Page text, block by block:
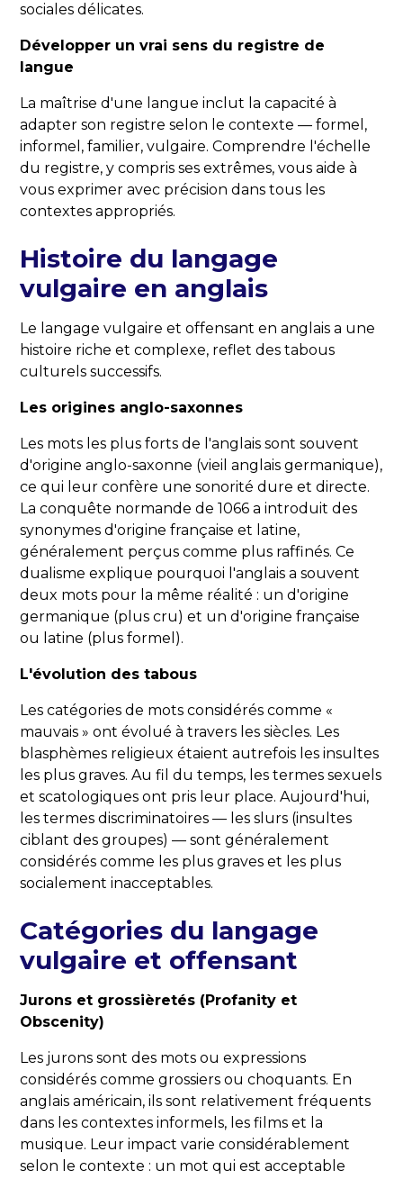
sociales délicates.
Développer un vrai sens du registre de
langue
La maîtrise d'une langue inclut la capacité à
adapter son registre selon le contexte — formel,
informel, familier, vulgaire. Comprendre l'échelle
du registre, y compris ses extrêmes, vous aide à
vous exprimer avec précision dans tous les
contextes appropriés.
Histoire du langage
vulgaire en anglais
Le langage vulgaire et offensant en anglais a une
histoire riche et complexe, reflet des tabous
culturels successifs.
Les origines anglo-saxonnes
Les mots les plus forts de l'anglais sont souvent
d'origine anglo-saxonne (vieil anglais germanique),
ce qui leur confère une sonorité dure et directe.
La conquête normande de 1066 a introduit des
synonymes d'origine française et latine,
généralement perçus comme plus raffinés. Ce
dualisme explique pourquoi l'anglais a souvent
deux mots pour la même réalité : un d'origine
germanique (plus cru) et un d'origine française
ou latine (plus formel).
L'évolution des tabous
Les catégories de mots considérés comme «
mauvais » ont évolué à travers les siècles. Les
blasphèmes religieux étaient autrefois les insultes
les plus graves. Au fil du temps, les termes sexuels
et scatologiques ont pris leur place. Aujourd'hui,
les termes discriminatoires — les slurs (insultes
ciblant des groupes) — sont généralement
considérés comme les plus graves et les plus
socialement inacceptables.
Catégories du langage
vulgaire et offensant
Jurons et grossièretés (Profanity et
Obscenity)
Les jurons sont des mots ou expressions
considérés comme grossiers ou choquants. En
anglais américain, ils sont relativement fréquents
dans les contextes informels, les films et la
musique. Leur impact varie considérablement
selon le contexte : un mot qui est acceptable